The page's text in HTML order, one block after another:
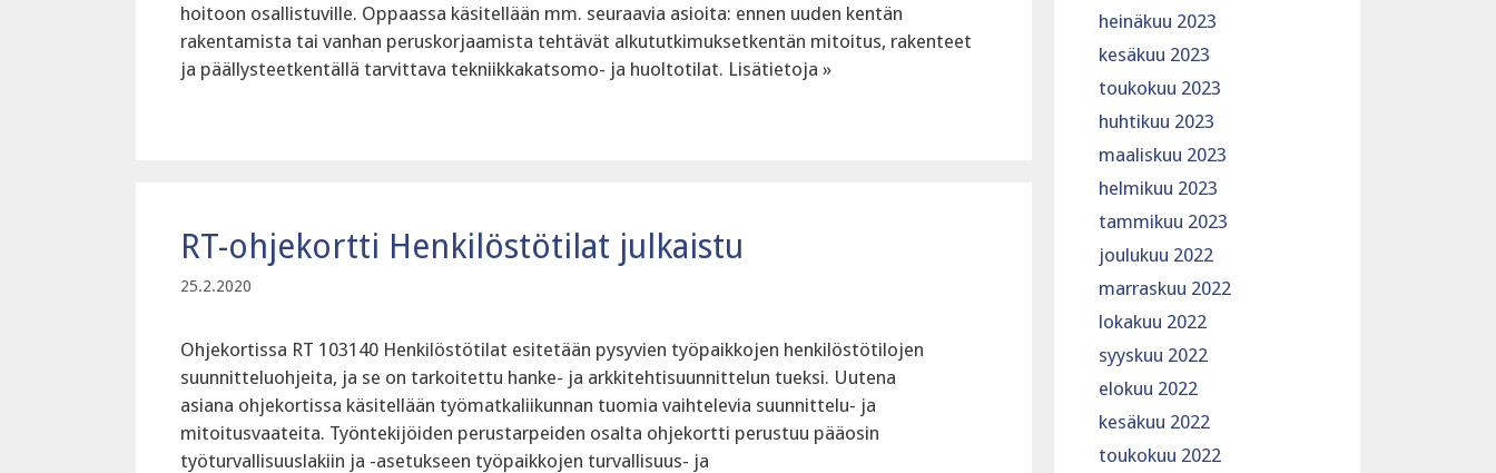
hoitoon osallistuville. Oppaassa käsitellään mm. seuraavia asioita: ennen uuden kentän
rakentamista tai vanhan peruskorjaamista tehtävät alkututkimuksetkentän mitoitus, rakenteet
ja päällysteetkentällä tarvittava tekniikkakatsomo- ja huoltotilat. Lisätietoja »
RT-ohjekortti Henkilöstötilat julkaistu
25.2.2020
Ohjekortissa RT 103140 Henkilöstötilat esitetään pysyvien työpaikkojen henkilöstötilojen
suunnitteluohjeita, ja se on tarkoitettu hanke- ja arkkitehtisuunnittelun tueksi. Uutena
asiana ohjekortissa käsitellään työmatkaliikunnan tuomia vaihtelevia suunnittelu- ja
mitoitusvaateita. Työntekijöiden perustarpeiden osalta ohjekortti perustuu pääosin
työturvallisuuslakiin ja -asetukseen työpaikkojen turvallisuus- ja
heinäkuu 2023
kesäkuu 2023
toukokuu 2023
huhtikuu 2023
maaliskuu 2023
helmikuu 2023
tammikuu 2023
joulukuu 2022
marraskuu 2022
lokakuu 2022
syyskuu 2022
elokuu 2022
kesäkuu 2022
toukokuu 2022